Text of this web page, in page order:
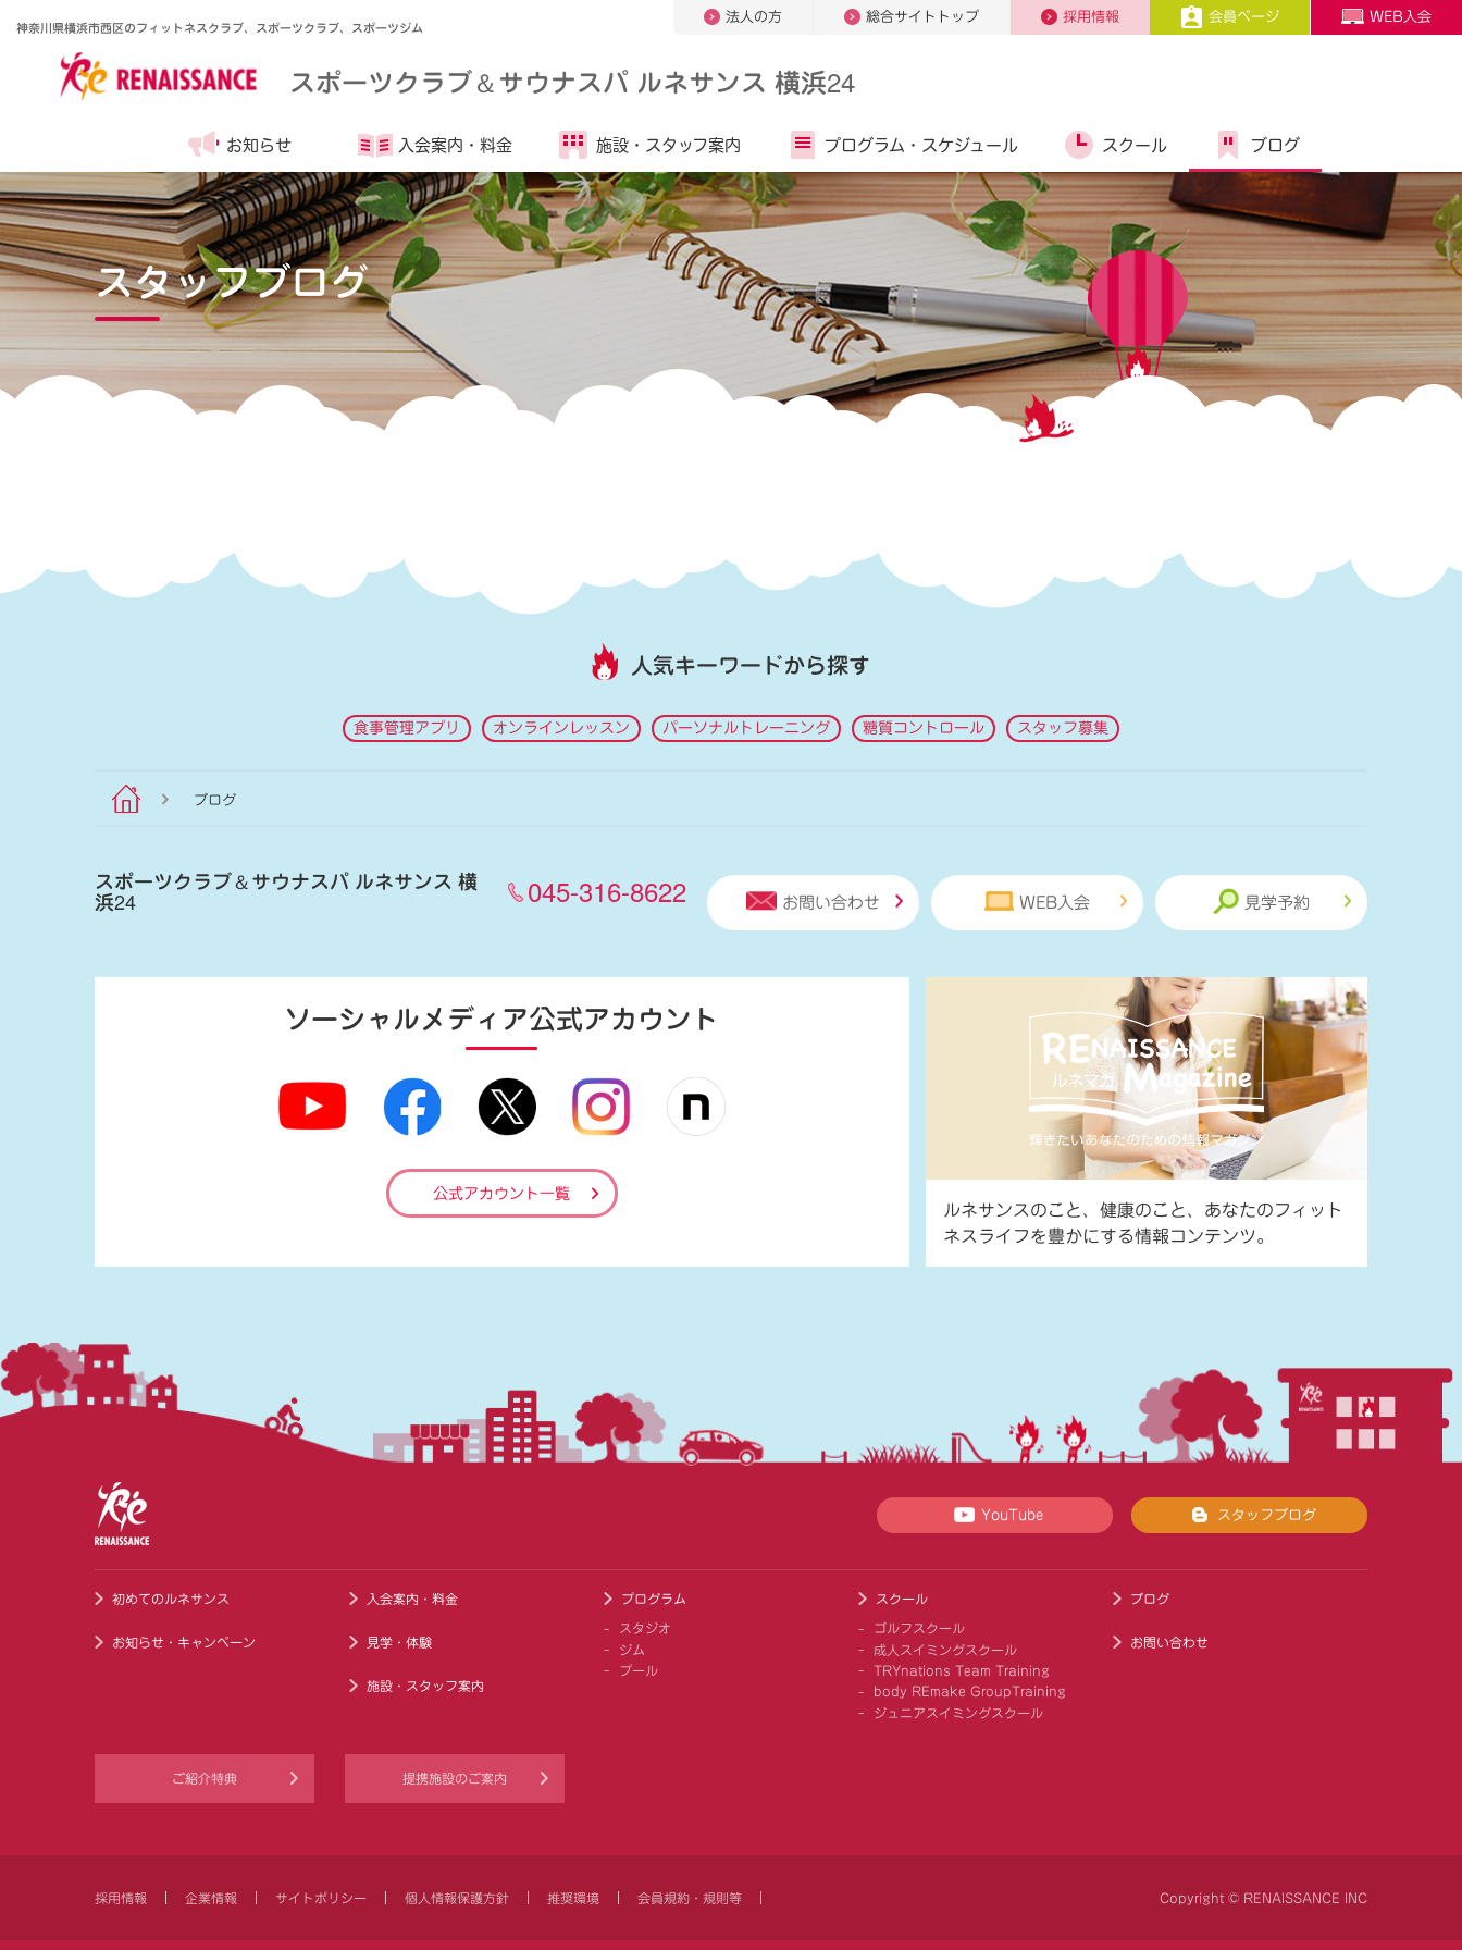
神奈川県横浜市西区のフィットネスクラブ、スポーツクラブ、スポーツジム
法人の方 総合サイトトップ 採用情報 会員ページ WEB入会
スポーツクラブ＆サウナスパ ルネサンス 横浜24
お知らせ 入会案内・ 料金 施設・ スタッフ案内 プログラム・ スケジュール スクール ブログ
スタッフブログ
人気キーワードから探す
食事管理アプリ オンラインレッスン パーソナルトレーニング 糖質コントロール スタッフ募集
ブログ
スポーツクラブ＆サウナスパ ルネサンス 横
浜24 045-316-8622 お問い合わせ WEB入会 見学予約
ソーシャルメディア公式アカウント
公式アカウント一覧
ルネサンスのこと、健康のこと、あなたのフィット
ネスライフを豊かにする情報コンテンツ。
YouTube スタッフブログ
初めてのルネサンス
お知らせ・キャンペーン
入会案内・料金
見学・体験
施設・スタッフ案内
プログラム
スタジオ
ジム
プール
スクール
ゴルフスクール
成人スイミングスクール
TRYnations Team Training
body REmake GroupTraining
ジュニアスイミングスクール
ブログ
お問い合わせ
ご紹介特典 提携施設のご案内
採用情報 企業情報 サイトポリシー 個人情報保護方針 推奨環境 会員規約・規則等 Copyright © RENAISSANCE INC